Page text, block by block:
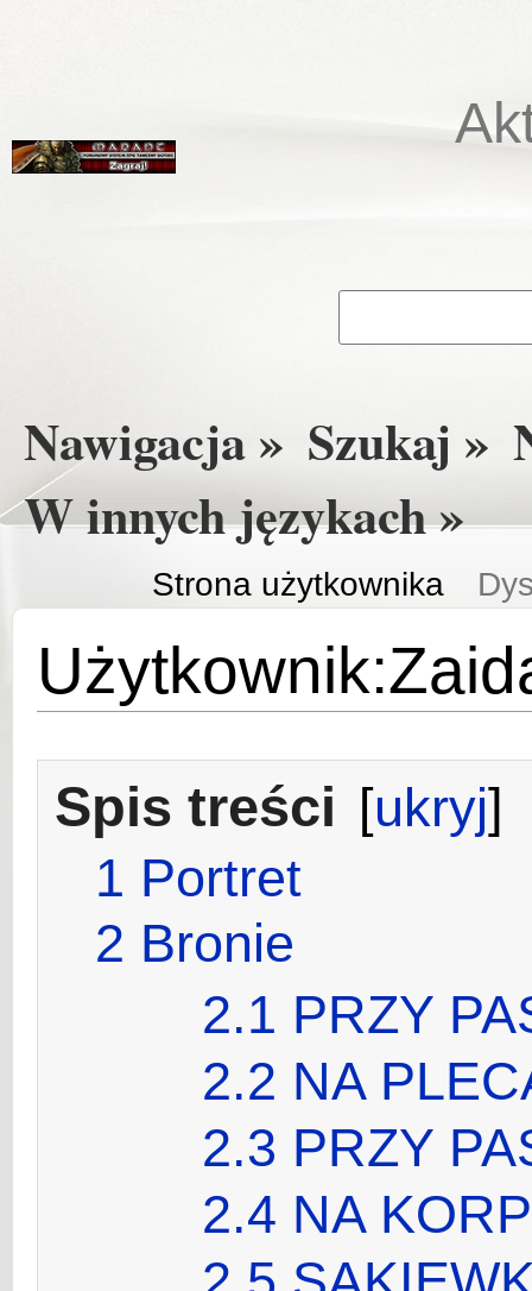
Nawigacja » Szukaj »
W innych językach »
Strona użytkownika
Spis treści [ukryj]
1 Portret
2 Bronie
2.1 PRZY
2.2 NA
2.3 PRZY
2.4 NA